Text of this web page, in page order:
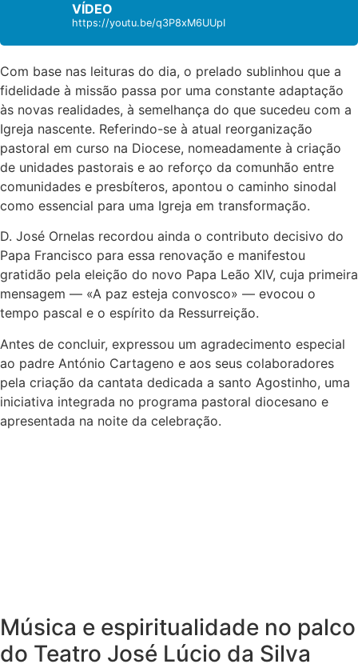
VÍDEO
https://youtu.be/q3P8xM6UUpI
Com base nas leituras do dia, o prelado sublinhou que a
fidelidade à missão passa por uma constante adaptação
às novas realidades, à semelhança do que sucedeu com a
Igreja nascente. Referindo-se à atual reorganização
pastoral em curso na Diocese, nomeadamente à criação
de unidades pastorais e ao reforço da comunhão entre
comunidades e presbíteros, apontou o caminho sinodal
como essencial para uma Igreja em transformação.
D. José Ornelas recordou ainda o contributo decisivo do
Papa Francisco para essa renovação e manifestou
gratidão pela eleição do novo Papa Leão XIV, cuja primeira
mensagem — «A paz esteja convosco» — evocou o
tempo pascal e o espírito da Ressurreição.
Antes de concluir, expressou um agradecimento especial
ao padre António Cartageno e aos seus colaboradores
pela criação da cantata dedicada a santo Agostinho, uma
iniciativa integrada no programa pastoral diocesano e
apresentada na noite da celebração.
Música e espiritualidade no palco
do Teatro José Lúcio da Silva